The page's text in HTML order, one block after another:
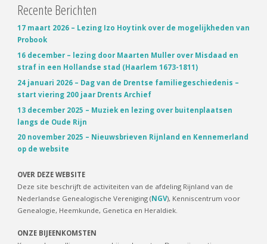
Recente Berichten
17 maart 2026 – Lezing Izo Hoytink over de mogelijkheden van
Probook
16 december – lezing door Maarten Muller over Misdaad en
straf in een Hollandse stad (Haarlem 1673-1811)
24 januari 2026 – Dag van de Drentse familiegeschiedenis –
start viering 200 jaar Drents Archief
13 december 2025 – Muziek en lezing over buitenplaatsen
langs de Oude Rijn
20 november 2025 – Nieuwsbrieven Rijnland en Kennemerland
op de website
OVER DEZE WEBSITE
Deze site beschrijft de activiteiten van de afdeling Rijnland van de
Nederlandse Genealogische Vereniging (NGV), Kenniscentrum voor
Genealogie, Heemkunde, Genetica en Heraldiek.
ONZE BIJEENKOMSTEN